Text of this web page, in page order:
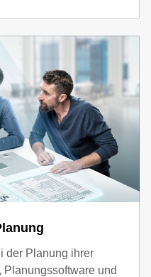
der Planung ihrer
Planungssoftware und